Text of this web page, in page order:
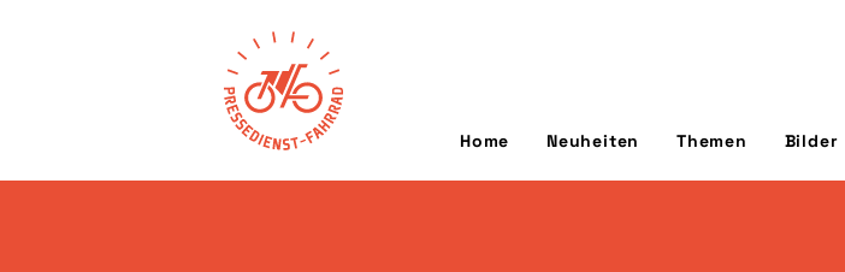
Home Neuheiten Themen Bilder